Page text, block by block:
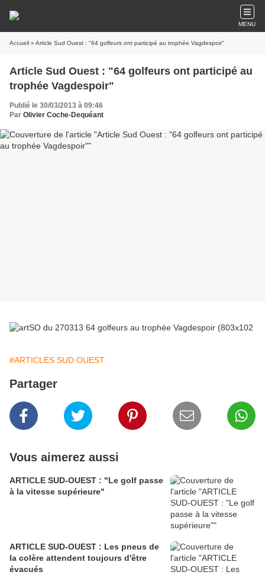
MENU
Accueil » Article Sud Ouest : "64 golfeurs ont participé au trophée Vagdespoir"
Article Sud Ouest : "64 golfeurs ont participé au
trophée Vagdespoir"
Publié le 30/03/2013 à 09:46
Par Olivier Coche-Dequéant
#ARTICLES SUD OUEST
Partager
Vous aimerez aussi
ARTICLE SUD-OUEST : "Le golf passe
à la vitesse supérieure"
ARTICLE SUD-OUEST : Les pneus de
la colère attendent toujours d'être
évacués